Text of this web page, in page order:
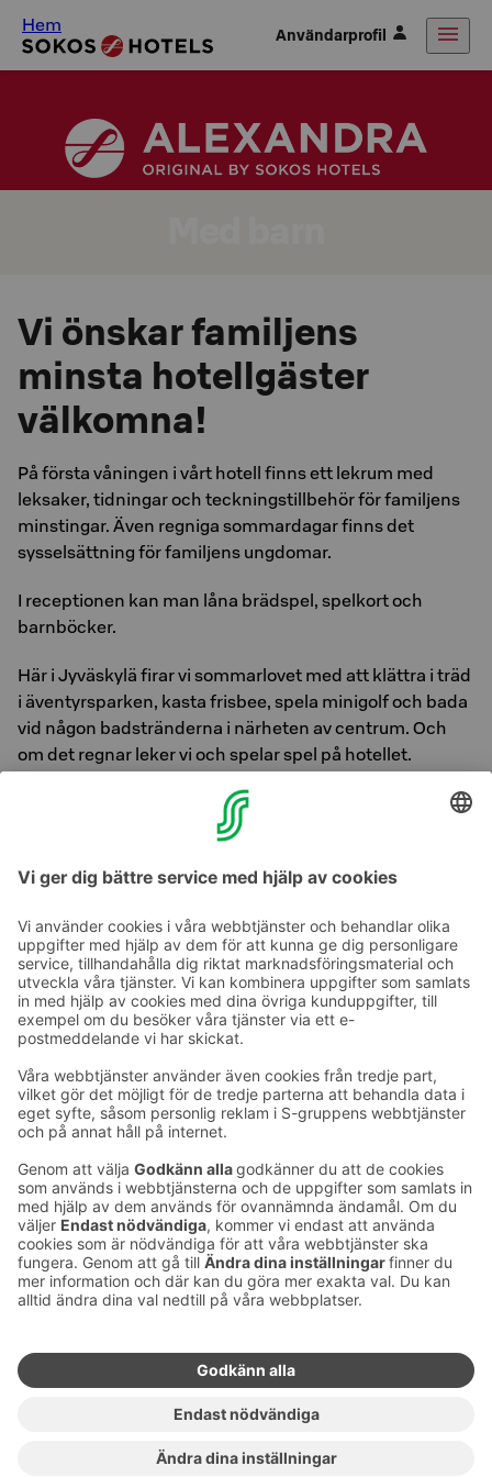
Hem Användarprofil
Vi önskar familjens
minsta hotellgäster
välkomna!
På första våningen i vårt hotell finns ett lekrum med
leksaker, tidningar och teckningstillbehör för familjens
minstingar. Även regniga sommardagar finns det
sysselsättning för familjens ungdomar.
I receptionen kan man låna brädspel, spelkort och
barnböcker.
Här i Jyväskylä firar vi sommarlovet med att klättra i träd
i äventyrsparken, kasta frisbee, spela minigolf och bada
vid någon badstränderna i närheten av centrum. Och
om det regnar leker vi och spelar spel på hotellet.
Ta gärna med skridskor och slalomskidor på vintern, i
Jyväskylä med omnejd finns det nämligen utmärkta
Ta kontakt
Kontaktuppgifter till hotellen
Feedback
Ge feedback
Sokos Hotels nyhetsbrev
nyhetsbrev
Du får Sokos Hotellens senaste
förmåner och nyheter till din e-
post varje månad.
Utmärkelser och certifikat
Sokos Hotels i sociala medier
Sokos
Hotels på
Sokos
Hotels på
Sokos
Hotels
på
Sokos
Hotels i
Linkedin